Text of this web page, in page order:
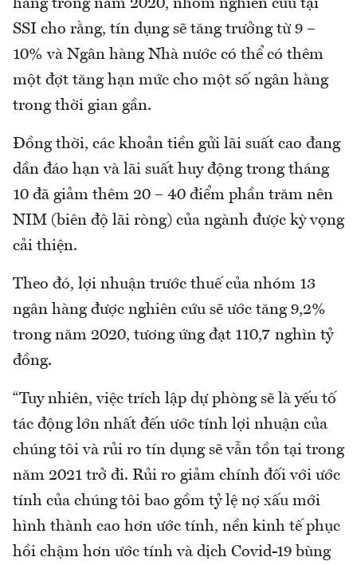
hàng trong năm 2020, nhóm nghiên cứu tại
SSI cho rằng, tín dụng sẽ tăng trưởng từ 9 –
10% và Ngân hàng Nhà nước có thể có thêm
một đợt tăng hạn mức cho một số ngân hàng
trong thời gian gần.
Đồng thời, các khoản tiền gửi lãi suất cao đang
dần đáo hạn và lãi suất huy động trong tháng
10 đã giảm thêm 20 – 40 điểm phần trăm nên
NIM (biên độ lãi ròng) của ngành được kỳ vọng
cải thiện.
Theo đó, lợi nhuận trước thuế của nhóm 13
ngân hàng được nghiên cứu sẽ ước tăng 9,2%
trong năm 2020, tương ứng đạt 110,7 nghìn tỷ
đồng.
“Tuy nhiên, việc trích lập dự phòng sẽ là yếu tố
tác động lớn nhất đến ước tính lợi nhuận của
chúng tôi và rủi ro tín dụng sẽ vẫn tồn tại trong
năm 2021 trở đi. Rủi ro giảm chính đối với ước
tính của chúng tôi bao gồm tỷ lệ nợ xấu mới
hình thành cao hơn ước tính, nền kinh tế phục
hồi chậm hơn ước tính và dịch Covid-19 bùng